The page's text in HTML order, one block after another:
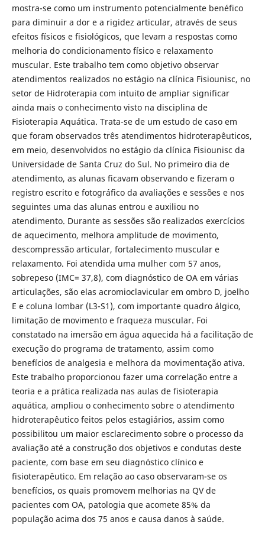
mostra-se como um instrumento potencialmente benéfico
para diminuir a dor e a rigidez articular, através de seus
efeitos físicos e fisiológicos, que levam a respostas como
melhoria do condicionamento físico e relaxamento
muscular. Este trabalho tem como objetivo observar
atendimentos realizados no estágio na clínica Fisiounisc, no
setor de Hidroterapia com intuito de ampliar significar
ainda mais o conhecimento visto na disciplina de
Fisioterapia Aquática. Trata-se de um estudo de caso em
que foram observados três atendimentos hidroterapêuticos,
em meio, desenvolvidos no estágio da clínica Fisiounisc da
Universidade de Santa Cruz do Sul. No primeiro dia de
atendimento, as alunas ficavam observando e fizeram o
registro escrito e fotográfico da avaliações e sessões e nos
seguintes uma das alunas entrou e auxiliou no
atendimento. Durante as sessões são realizados exercícios
de aquecimento, melhora amplitude de movimento,
descompressão articular, fortalecimento muscular e
relaxamento. Foi atendida uma mulher com 57 anos,
sobrepeso (IMC= 37,8), com diagnóstico de OA em várias
articulações, são elas acromioclavicular em ombro D, joelho
E e coluna lombar (L3-S1), com importante quadro álgico,
limitação de movimento e fraqueza muscular. Foi
constatado na imersão em água aquecida há a facilitação de
execução do programa de tratamento, assim como
benefícios de analgesia e melhora da movimentação ativa.
Este trabalho proporcionou fazer uma correlação entre a
teoria e a prática realizada nas aulas de fisioterapia
aquática, ampliou o conhecimento sobre o atendimento
hidroterapêutico feitos pelos estagiários, assim como
possibilitou um maior esclarecimento sobre o processo da
avaliação até a construção dos objetivos e condutas deste
paciente, com base em seu diagnóstico clínico e
fisioterapêutico. Em relação ao caso observaram-se os
benefícios, os quais promovem melhorias na QV de
pacientes com OA, patologia que acomete 85% da
população acima dos 75 anos e causa danos à saúde.